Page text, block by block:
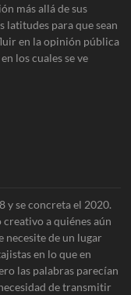
más allá de sus
latitudes para que sean
en la opinión pública
los cuales se ve
y se concreta el 2020.
creativo a quiénes aún
necesite de un lugar
en lo que en
las palabras parecían
de transmitir